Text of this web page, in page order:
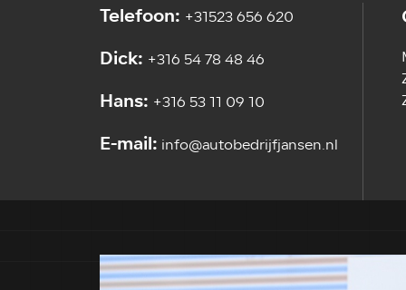
Telefoon: +31523 656 620
Dick: +316 54 78 48 46
Hans: +316 53 11 09 10
E-mail: info@autobedrijfjansen.nl